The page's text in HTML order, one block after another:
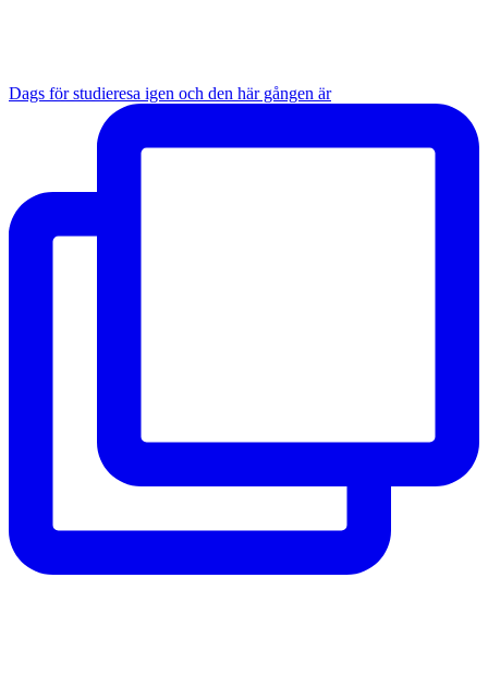
Dags för studieresa igen och den här gången är